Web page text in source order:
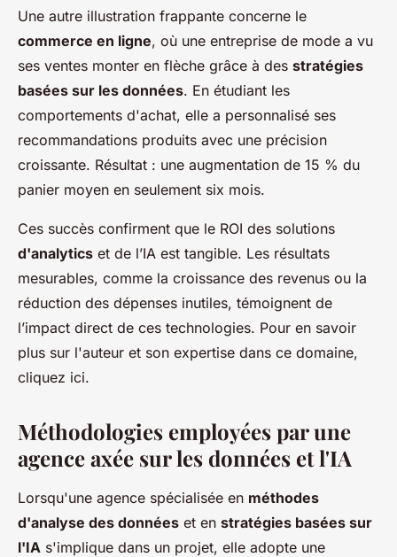
Une autre illustration frappante concerne le
commerce en ligne, où une entreprise de mode a vu
ses ventes monter en flèche grâce à des stratégies
basées sur les données. En étudiant les
comportements d'achat, elle a personnalisé ses
recommandations produits avec une précision
croissante. Résultat : une augmentation de 15 % du
panier moyen en seulement six mois.
Ces succès confirment que le ROI des solutions
d'analytics et de l’IA est tangible. Les résultats
mesurables, comme la croissance des revenus ou la
réduction des dépenses inutiles, témoignent de
l’impact direct de ces technologies. Pour en savoir
plus sur l'auteur et son expertise dans ce domaine,
cliquez ici.
Méthodologies employées par une
agence axée sur les données et l'IA
Lorsqu'une agence spécialisée en méthodes
d'analyse des données et en stratégies basées sur
l'IA s'implique dans un projet, elle adopte une